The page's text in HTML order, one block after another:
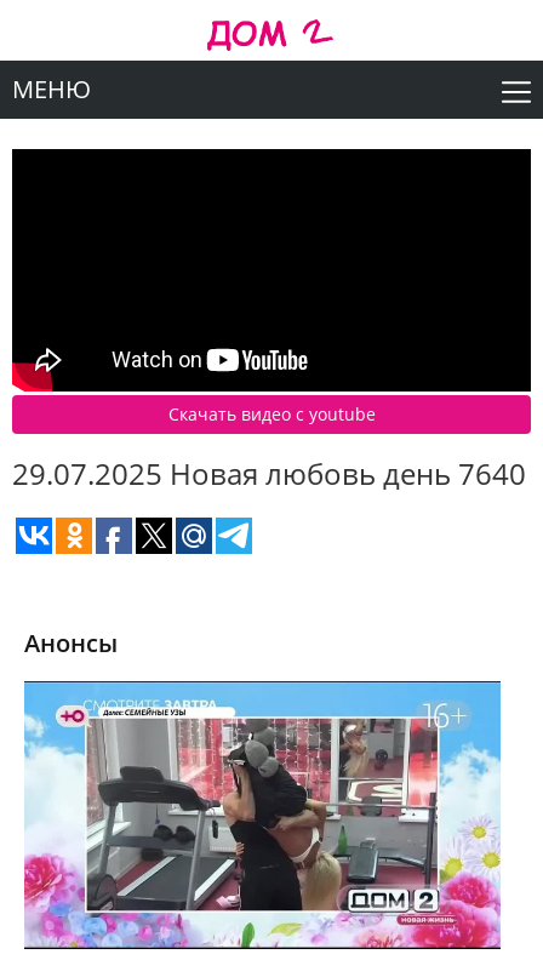
МЕНЮ
Скачать видео c youtube
29.07.2025 Новая любовь день 7640
Анонсы